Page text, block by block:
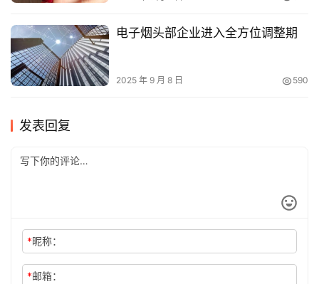
电子烟头部企业进入全方位调整期
2025 年 9 月 8 日 590
发表回复
*昵称：
*邮箱：